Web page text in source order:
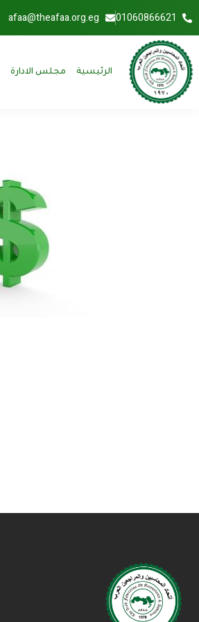
01060866621
afaa@theafaa.org.eg
الرئيسية مجلس الادارة